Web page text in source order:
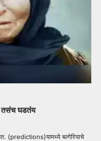
तसंच घडतंय
(predictions)यामध्ये बल्गेरियाचे